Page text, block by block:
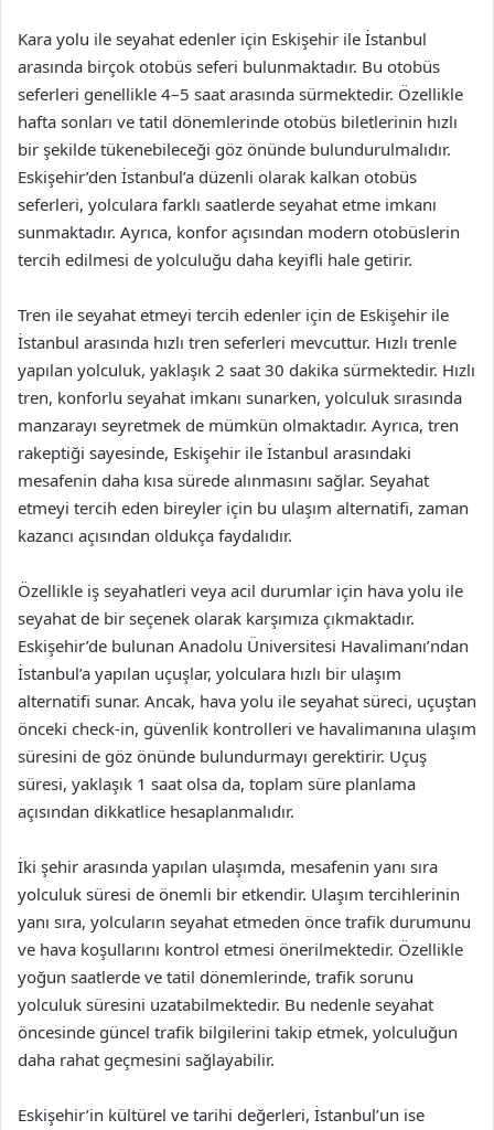
Kara yolu ile seyahat edenler için Eskişehir ile İstanbul
arasında birçok otobüs seferi bulunmaktadır. Bu otobüs
seferleri genellikle 4–5 saat arasında sürmektedir. Özellikle
hafta sonları ve tatil dönemlerinde otobüs biletlerinin hızlı
bir şekilde tükenebileceği göz önünde bulundurulmalıdır.
Eskişehir’den İstanbul’a düzenli olarak kalkan otobüs
seferleri, yolculara farklı saatlerde seyahat etme imkanı
sunmaktadır. Ayrıca, konfor açısından modern otobüslerin
tercih edilmesi de yolculuğu daha keyifli hale getirir.
Tren ile seyahat etmeyi tercih edenler için de Eskişehir ile
İstanbul arasında hızlı tren seferleri mevcuttur. Hızlı trenle
yapılan yolculuk, yaklaşık 2 saat 30 dakika sürmektedir. Hızlı
tren, konforlu seyahat imkanı sunarken, yolculuk sırasında
manzarayı seyretmek de mümkün olmaktadır. Ayrıca, tren
rakeptiği sayesinde, Eskişehir ile İstanbul arasındaki
mesafenin daha kısa sürede alınmasını sağlar. Seyahat
etmeyi tercih eden bireyler için bu ulaşım alternatifi, zaman
kazancı açısından oldukça faydalıdır.
Özellikle iş seyahatleri veya acil durumlar için hava yolu ile
seyahat de bir seçenek olarak karşımıza çıkmaktadır.
Eskişehir’de bulunan Anadolu Üniversitesi Havalimanı’ndan
İstanbul’a yapılan uçuşlar, yolculara hızlı bir ulaşım
alternatifi sunar. Ancak, hava yolu ile seyahat süreci, uçuştan
önceki check-in, güvenlik kontrolleri ve havalimanına ulaşım
süresini de göz önünde bulundurmayı gerektirir. Uçuş
süresi, yaklaşık 1 saat olsa da, toplam süre planlama
açısından dikkatlice hesaplanmalıdır.
İki şehir arasında yapılan ulaşımda, mesafenin yanı sıra
yolculuk süresi de önemli bir etkendir. Ulaşım tercihlerinin
yanı sıra, yolcuların seyahat etmeden önce trafik durumunu
ve hava koşullarını kontrol etmesi önerilmektedir. Özellikle
yoğun saatlerde ve tatil dönemlerinde, trafik sorunu
yolculuk süresini uzatabilmektedir. Bu nedenle seyahat
öncesinde güncel trafik bilgilerini takip etmek, yolculuğun
daha rahat geçmesini sağlayabilir.
Eskişehir’in kültürel ve tarihi değerleri, İstanbul’un ise